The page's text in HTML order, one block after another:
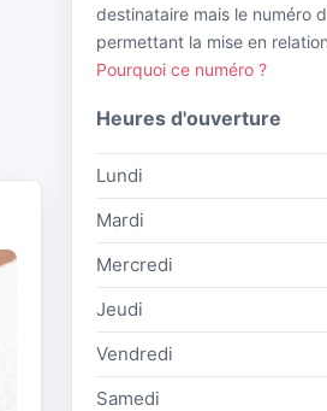
destinataire mais le numéro
permettant la mise en
Pourquoi ce numéro ?
Heures d'ouverture
Lundi
Mardi
Mercredi
Jeudi
Vendredi
Samedi